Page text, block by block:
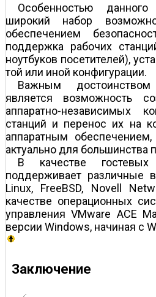
Особенностью
широкий набор
обеспечением
поддержка рабочих
ноутбуков посетителей),
той или иной конфигурации.
Важным
является возможность
аппаратно-независимых
станций и перенос их на
аппаратным
актуально для большинства
В качестве
поддерживает различные
Linux, FreeBSD, Novell
качестве операционных
управления VMware ACE
версии Windows, начиная с
Заключение